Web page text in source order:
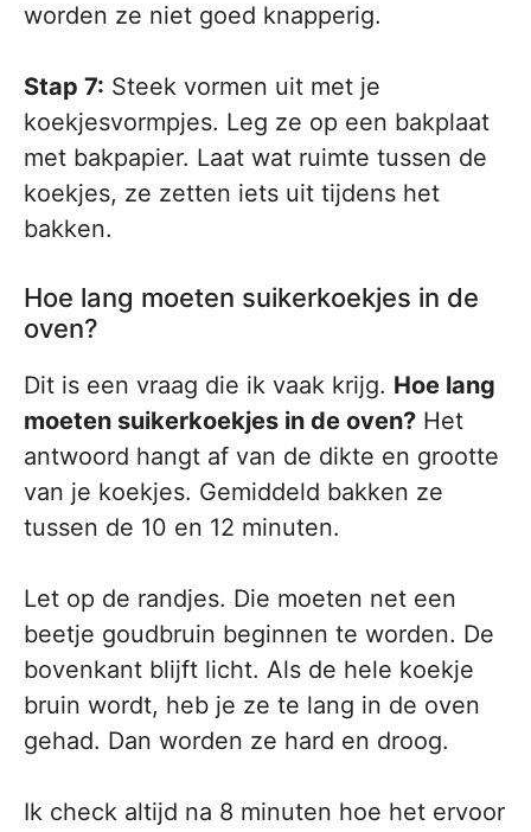
worden ze niet goed knapperig.
Stap 7: Steek vormen uit met je
koekjesvormpjes. Leg ze op een bakplaat
met bakpapier. Laat wat ruimte tussen de
koekjes, ze zetten iets uit tijdens het
bakken.
Hoe lang moeten suikerkoekjes in de
oven?
Dit is een vraag die ik vaak krijg. Hoe lang
moeten suikerkoekjes in de oven? Het
antwoord hangt af van de dikte en grootte
van je koekjes. Gemiddeld bakken ze
tussen de 10 en 12 minuten.
Let op de randjes. Die moeten net een
beetje goudbruin beginnen te worden. De
bovenkant blijft licht. Als de hele koekje
bruin wordt, heb je ze te lang in de oven
gehad. Dan worden ze hard en droog.
Ik check altijd na 8 minuten hoe het ervoor